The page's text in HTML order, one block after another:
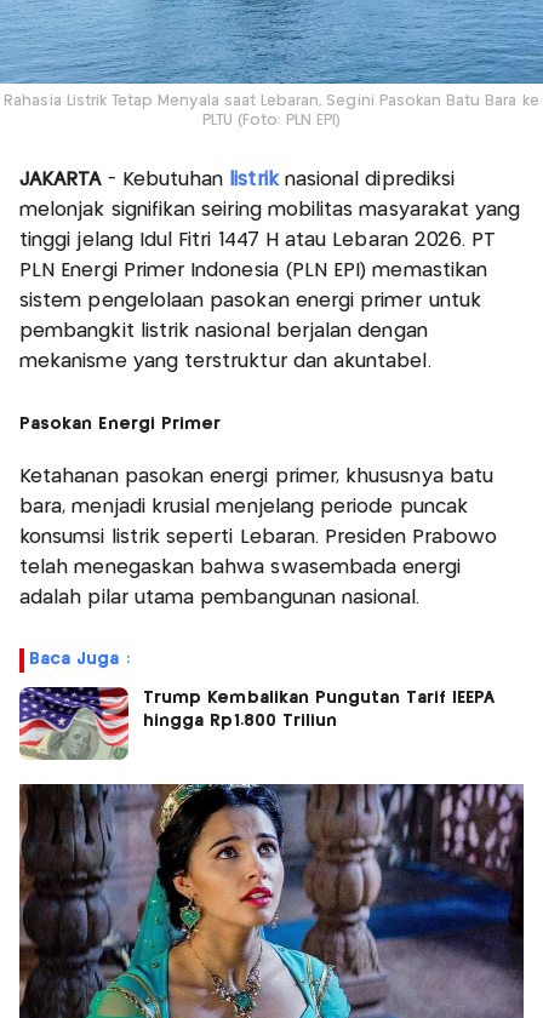
Rahasia Listrik Tetap Menyala saat Lebaran, Segini Pasokan Batu Bara ke
PLTU (Foto: PLN EPI)
JAKARTA- Kebutuhan listriknasional diprediksi
melonjak signifikan seiring mobilitas masyarakat yang
tinggi jelang Idul Fitri 1447 H atau Lebaran 2026. PT
PLN Energi Primer Indonesia (PLN EPI) memastikan
sistem pengelolaan pasokan energi primer untuk
pembangkit listrik nasional berjalan dengan
mekanisme yang terstruktur dan akuntabel.
Pasokan Energi Primer
Ketahanan pasokan energi primer, khususnya batu
bara, menjadi krusial menjelang periode puncak
konsumsi listrik seperti Lebaran. Presiden Prabowo
telah menegaskan bahwa swasembada energi
adalah pilar utama pembangunan nasional.
Baca Juga :
Trump Kembalikan Pungutan Tarif IEEPA
hingga Rp1.800 Triliun